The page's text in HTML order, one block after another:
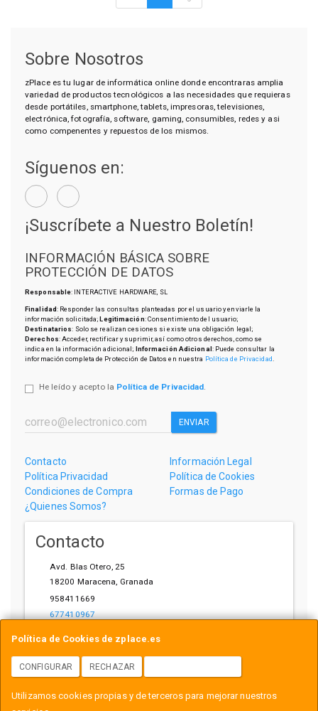
Política de Cookies de zplace.es
CONFIGURAR RECHAZAR
Utilizamos cookies propias y de terceros para mejorar nuestros
Sobre Nosotros
zPlace es tu lugar de informática online donde encontraras amplia
variedad de productos tecnológicos a las necesidades que requieras
desde portátiles, smartphone, tablets, impresoras, televisiones,
electrónica, fotografía, software, gaming, consumibles, redes y asi
como compenentes y repuestos de los mismos.
Síguenos en:
¡Suscríbete a Nuestro Boletín!
INFORMACIÓN BÁSICA SOBRE
PROTECCIÓN DE DATOS
Responsable: INTERACTIVE HARDWARE, SL
Finalidad: Responder las consultas planteadas por el usuario y enviarle la
información solicitada;Legitimación: Consentimiento del usuario;
Destinatarios: Solo se realizan cesiones si existe una obligación legal;
Derechos: Acceder, rectificar y suprimir, así como otros derechos, como se
indica en la información adicional; Información Adicional: Puede consultar la
información completa de Protección de Datos en nuestra Política de Privacidad
He leído y acepto la Política de Privacidad.
ENVIAR
Contacto
Información Legal
Política Privacidad
Política de Cookies
Condiciones de Compra
Formas de Pago
¿Quienes Somos?
Contacto
Avd. Blas Otero, 25
18200 Maracena, Granada
958411669
677410967
Horario
L-V: 10:00-14:00, 17:00-21:00